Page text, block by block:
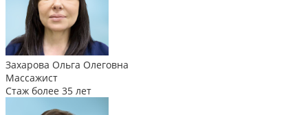
Захарова Ольга Олеговна
Массажист
Стаж более 35 лет